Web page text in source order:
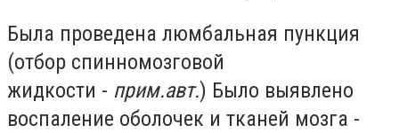
Была проведена люмбальная пункция
(отбор спинномозговой
жидкости - прим.авт.) Было выявлено
воспаление оболочек и тканей мозга -